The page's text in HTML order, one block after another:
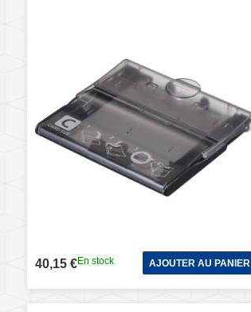
40,15 €En stock AJOUTER AU PANIER